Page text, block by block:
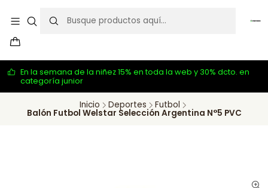
En la semana de la niñez 15% en toda la web y 30% dcto. en
categoría junior
Inicio Deportes Futbol
Balón Futbol Welstar Selección Argentina N°5 PVC